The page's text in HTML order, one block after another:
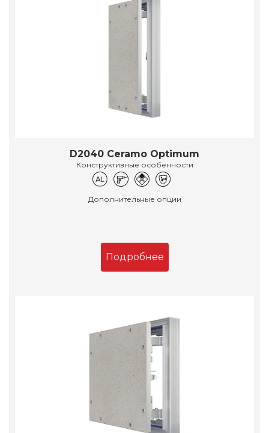
D2040 Ceramo Optimum
Конструктивные особенности
Дополнительные опции
Подробнее